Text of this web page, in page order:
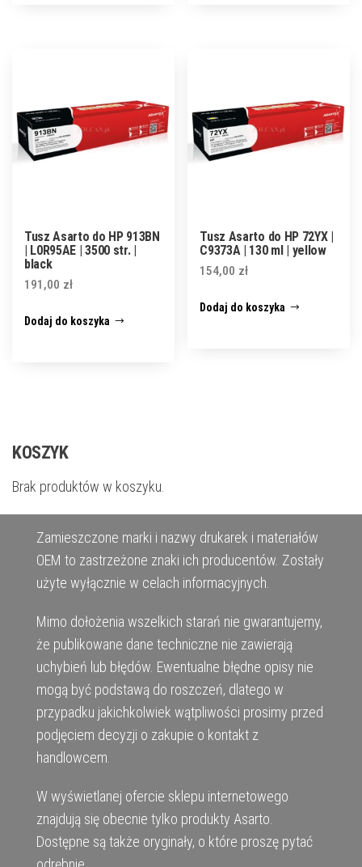
Tusz Asarto do HP 913BN
| L0R95AE | 3500 str. |
black
191,00 zł
Dodaj do koszyka
Tusz Asarto do HP 72YX |
C9373A | 130 ml | yellow
154,00 zł
Dodaj do koszyka
KOSZYK
Brak produktów w koszyku.
Zamieszczone marki i nazwy drukarek i materiałów
OEM to zastrzeżone znaki ich producentów. Zostały
użyte wyłącznie w celach informacyjnych.
Mimo dołożenia wszelkich starań nie gwarantujemy,
że publikowane dane techniczne nie zawierają
uchybień lub błędów. Ewentualne błędne opisy nie
mogą być podstawą do roszczeń, dlatego w
przypadku jakichkolwiek wątpliwości prosimy przed
podjęciem decyzji o zakupie o kontakt z
handlowcem.
W wyświetlanej ofercie sklepu internetowego
znajdują się obecnie tylko produkty Asarto.
Dostępne są także oryginały, o które proszę pytać